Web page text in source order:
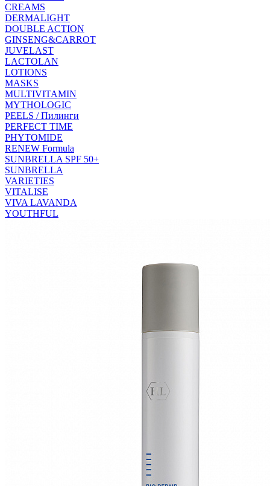
CREAMS
DERMALIGHT
DOUBLE ACTION
GINSENG&CARROT
JUVELAST
LACTOLAN
LOTIONS
MASKS
MULTIVITAMIN
MYTHOLOGIC
PEELS / Пилинги
PERFECT TIME
PHYTOMIDE
RENEW Formula
SUNBRELLA SPF 50+
SUNBRELLA
VARIETIES
VITALISE
VIVA LAVANDA
YOUTHFUL